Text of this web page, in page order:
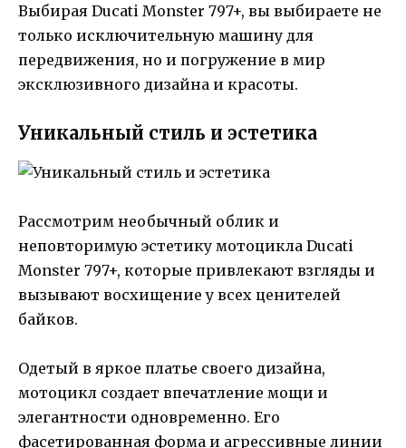
Выбирая Ducati Monster 797+, вы выбираете не
только исключительную машину для
передвижения, но и погружение в мир
эксклюзивного дизайна и красоты.
Уникальный стиль и эстетика
Рассмотрим необычный облик и
неповторимую эстетику мотоцикла Ducati
Monster 797+, которые привлекают взгляды и
вызывают восхищение у всех ценителей
байков.
Одетый в яркое платье своего дизайна,
мотоцикл создает впечатление мощи и
элегантности одновременно. Его
фасетированная форма и агрессивные линии